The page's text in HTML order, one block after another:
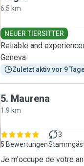
6.5 km
NEUER TIERSITTER
Reliable and
Geneva
Zuletzt aktiv vor 9
5. Maurena
1.9 km
5 Bewertungen
3
Je m'occupe de votre